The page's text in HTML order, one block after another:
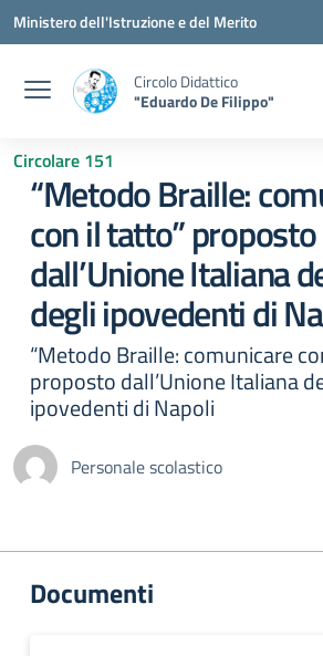
Vai ai contenuti
Vai al menu di navigazione
Vai al footer
Ministero dell'Istruzione e del Merito
Circolo Didattico
"Eduardo De Filippo"
Circolare 151
“Metodo Braille:
con il tatto” proposto
dall’Unione Italiana
degli ipovedenti di
“Metodo Braille: comunicare
proposto dall’Unione Italiana
ipovedenti di Napoli
Personale scolastico
Documenti